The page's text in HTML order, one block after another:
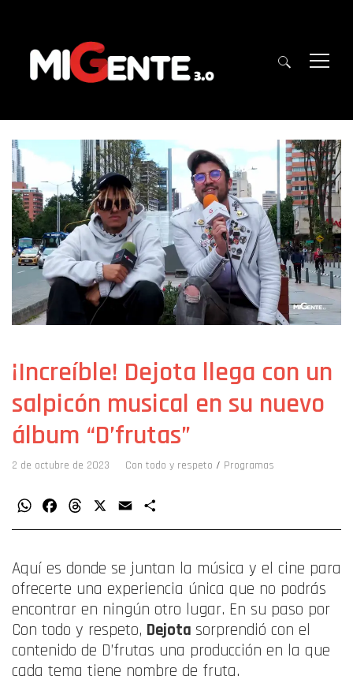
¡Increíble! Dejota llega con un
salpicón musical en su nuevo
álbum “D’frutas”
2 de octubre de 2023 Con todo y respeto / Programas
WhatsAppFacebookThreads Email
Aquí es donde se juntan la música y el cine para
ofrecerte una experiencia única que no podrás
encontrar en ningún otro lugar. En su paso por
Con todo y respeto, Dejota sorprendió con el
contenido de D’frutas una producción en la que
cada tema tiene nombre de fruta.